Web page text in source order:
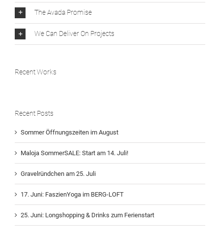
The Avada Promise
We Can Deliver On Projects
Recent Works
Recent Posts
Sommer Öffnungszeiten im August
Maloja SommerSALE: Start am 14. Juli!
Gravelründchen am 25. Juli
17. Juni: FaszienYoga im BERG-LOFT
25. Juni: Longshopping & Drinks zum Ferienstart